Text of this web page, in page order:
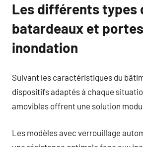
Les différents types
batardeaux et
inondation
Suivant les caractéristiques du
dispositifs adaptés à chaque
amovibles offrent une solution
Les modèles avec verrouillage